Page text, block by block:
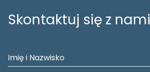
Skontaktuj się z nami